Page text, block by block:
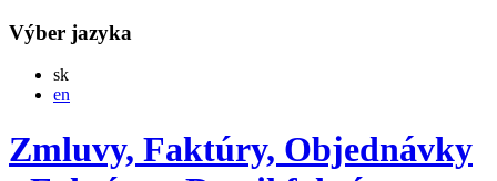
Výber jazyka
skSlovensky
en
Zmluvy, Faktúry, Objednávky